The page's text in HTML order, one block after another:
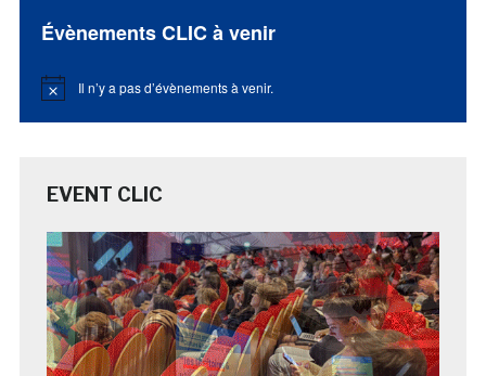
Évènements CLIC à venir
Notice Il n’y a pas d’évènements à venir.
EVENT CLIC